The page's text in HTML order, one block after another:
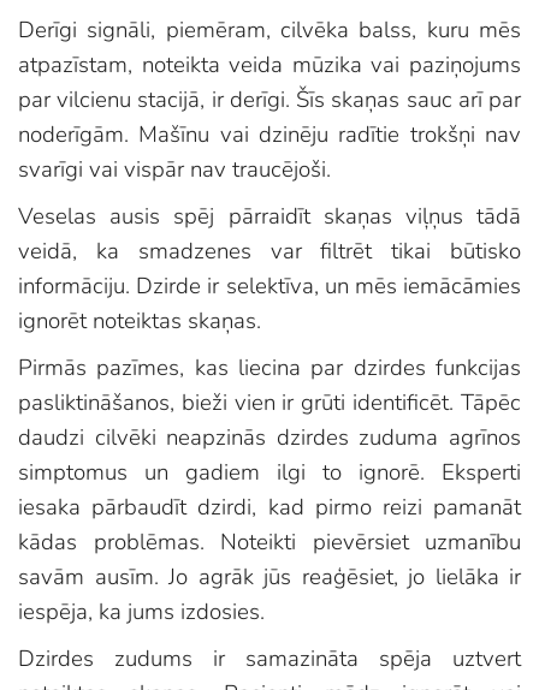
Derīgi signāli, piemēram, cilvēka balss, kuru mēs
atpazīstam, noteikta veida mūzika vai paziņojums
par vilcienu stacijā, ir derīgi. Šīs skaņas sauc arī par
noderīgām. Mašīnu vai dzinēju radītie trokšņi nav
svarīgi vai vispār nav traucējoši.
Veselas ausis spēj pārraidīt skaņas viļņus tādā
veidā, ka smadzenes var filtrēt tikai būtisko
informāciju. Dzirde ir selektīva, un mēs iemācāmies
ignorēt noteiktas skaņas.
Pirmās pazīmes, kas liecina par dzirdes funkcijas
pasliktināšanos, bieži vien ir grūti identificēt. Tāpēc
daudzi cilvēki neapzinās dzirdes zuduma agrīnos
simptomus un gadiem ilgi to ignorē. Eksperti
iesaka pārbaudīt dzirdi, kad pirmo reizi pamanāt
kādas problēmas. Noteikti pievērsiet uzmanību
savām ausīm. Jo agrāk jūs reaģēsiet, jo lielāka ir
iespēja, ka jums izdosies.
Dzirdes zudums ir samazināta spēja uztvert